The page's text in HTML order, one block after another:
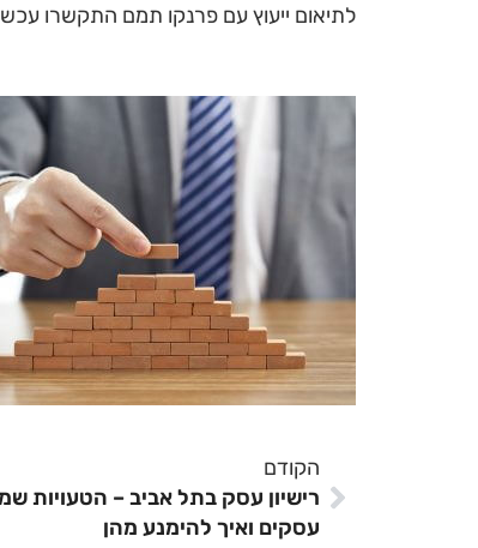
לתיאום ייעוץ עם פרנקו תמם התקשרו עכשיו: 050-
הקודם
רישיון עסק בתל אביב – הטעויות
עסקים ואיך להימנע מהן